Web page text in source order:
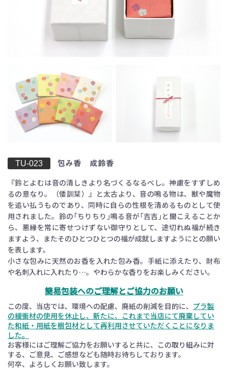
TU-023 包み香 成鈴香
『鈴とよむは音の清しきより名づくるなるべし。神慮をすずしめ
るの意なり。（倭訓栞）』と太古より、音の鳴る物は、獣や魔物
を追い払うものであり、同時に自らの性根を清めるものとして使
用されました。鈴の｢ちりちり｣鳴る音が｢吉吉｣と聞こえることか
ら、悪縁を常に寄せつけずない御守りとして、途切れぬ福が続き
ますよう、またそのひとつひとつの福が成就しますようにとの願い
を表します。
小さな包みに天然のお香を入れた包み香。手紙に添えたり、財布
や名刺入れに入れたり…。やわらかな香りをお楽しみください。
簡易包装へのご理解とご協力のお願い
この度、当店では、環境への配慮、廃紙の削減を目的に、 プラ製
の緩衝材の使用を休止し、新たに、これまで当店にて廃棄してい
た和紙・用紙を梱包材として再利用させていただくことになりま
した。
お客様にはご理解ご協力をお願いすると共に、この取り組みに対
する、ご意見、ご感想なども随時お待ちしております。
何卒、よろしくお願い致します。
お買い物を続ける カートへ進む